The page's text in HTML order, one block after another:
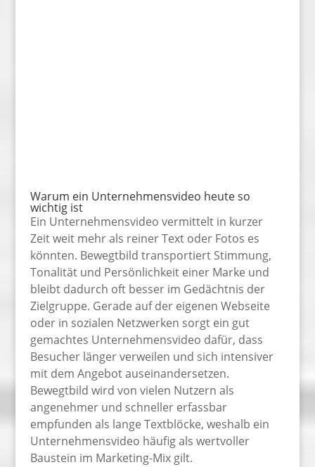
Warum ein Unternehmensvideo heute so
wichtig ist
Ein Unternehmensvideo vermittelt in kurzer
Zeit weit mehr als reiner Text oder Fotos es
könnten. Bewegtbild transportiert Stimmung,
Tonalität und Persönlichkeit einer Marke und
bleibt dadurch oft besser im Gedächtnis der
Zielgruppe. Gerade auf der eigenen Webseite
oder in sozialen Netzwerken sorgt ein gut
gemachtes Unternehmensvideo dafür, dass
Besucher länger verweilen und sich intensiver
mit dem Angebot auseinandersetzen.
Bewegtbild wird von vielen Nutzern als
angenehmer und schneller erfassbar
empfunden als lange Textblöcke, weshalb ein
Unternehmensvideo häufig als wertvoller
Baustein im Marketing-Mix gilt.